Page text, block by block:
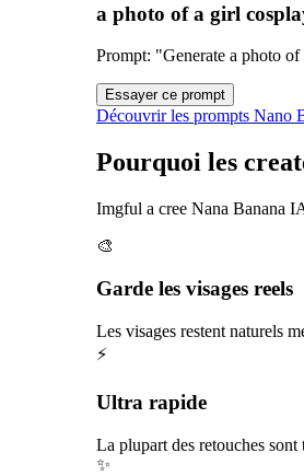
a photo of a girl
Prompt: "Generate a photo
Essayer ce prompt
Découvrir les prompts Nano
Pourquoi les
Imgful a cree Nana Banana
🎨
Garde les visages reels
Les visages restent naturels
⚡
Ultra rapide
La plupart des retouches sont
✨